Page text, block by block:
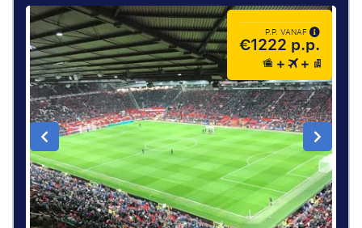
P.P. VANAF
€1222 p.p.